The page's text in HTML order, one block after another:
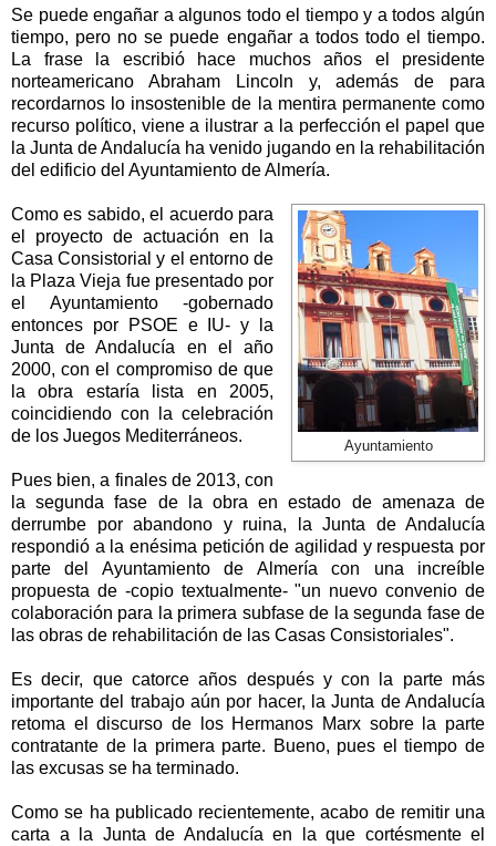
Se puede engañar a algunos todo el tiempo y a todos algún
tiempo, pero no se puede engañar a todos todo el tiempo.
La frase la escribió hace muchos años el presidente
norteamericano Abraham Lincoln y, además de para
recordarnos lo insostenible de la mentira permanente como
recurso político, viene a ilustrar a la perfección el papel que
la Junta de Andalucía ha venido jugando en la rehabilitación
del edificio del Ayuntamiento de Almería.
Ayuntamiento
Como es sabido, el acuerdo para
el proyecto de actuación en la
Casa Consistorial y el entorno de
la Plaza Vieja fue presentado por
el Ayuntamiento -gobernado
entonces por PSOE e IU- y la
Junta de Andalucía en el año
2000, con el compromiso de que
la obra estaría lista en 2005,
coincidiendo con la celebración
de los Juegos Mediterráneos.
Pues bien, a finales de 2013, con
la segunda fase de la obra en estado de amenaza de
derrumbe por abandono y ruina, la Junta de Andalucía
respondió a la enésima petición de agilidad y respuesta por
parte del Ayuntamiento de Almería con una increíble
propuesta de -copio textualmente- "un nuevo convenio de
colaboración para la primera subfase de la segunda fase de
las obras de rehabilitación de las Casas Consistoriales".
Es decir, que catorce años después y con la parte más
importante del trabajo aún por hacer, la Junta de Andalucía
retoma el discurso de los Hermanos Marx sobre la parte
contratante de la primera parte. Bueno, pues el tiempo de
las excusas se ha terminado.
Como se ha publicado recientemente, acabo de remitir una
carta a la Junta de Andalucía en la que cortésmente el